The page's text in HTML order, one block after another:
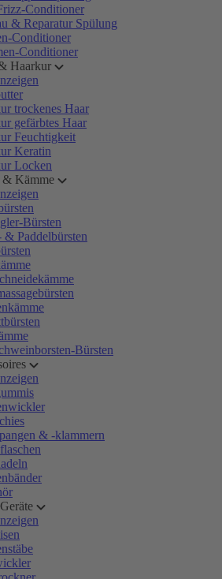
Conditioner
& Reparatur Spülung
Conditioner
Conditioner
Haarkur
trockenes Haar
gefärbtes Haar
Feuchtigkeit
Keratin
Locken
& Kämme
Bürsten
& Paddelbürsten
Bürsten
& -klammern